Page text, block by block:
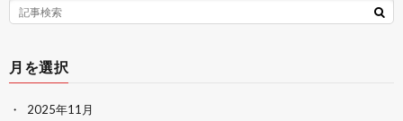
月を選択
2025年11月